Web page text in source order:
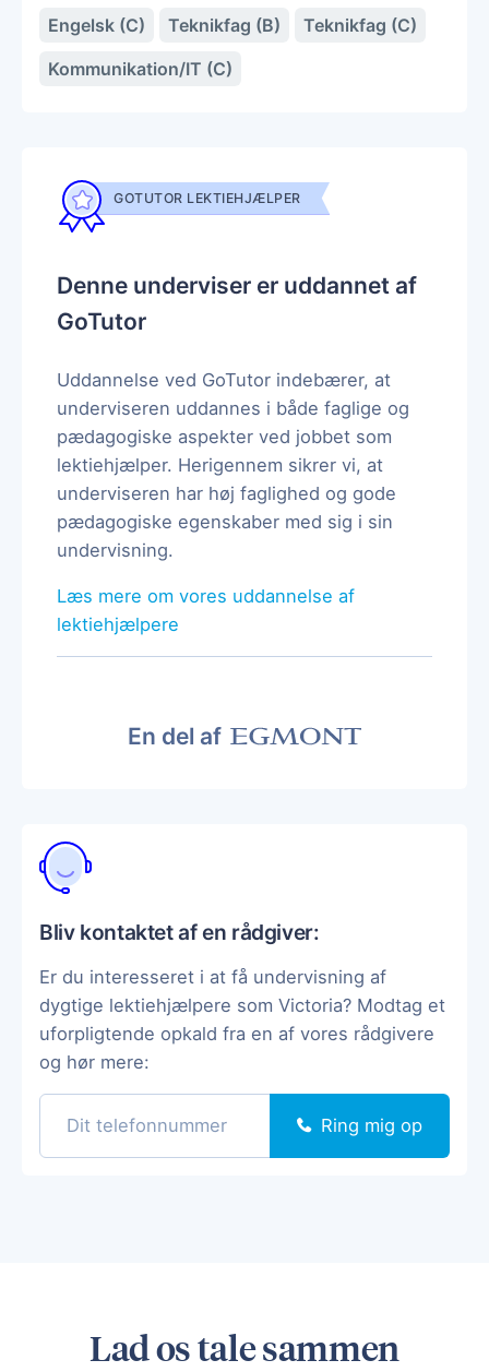
Engelsk (C) Teknikfag (B)
Teknikfag (C)
Kommunikation/IT (C)
GOTUTOR LEKTIEHJÆLPER
Denne underviser er uddannet af
GoTutor
Uddannelse ved GoTutor indebærer, at
underviseren uddannes i både faglige og
pædagogiske aspekter ved jobbet som
lektiehjælper. Herigennem sikrer vi, at
underviseren har høj faglighed og gode
pædagogiske egenskaber med sig i sin
undervisning.
Læs mere om vores uddannelse af
lektiehjælpere
En del af
Bliv kontaktet af en rådgiver:
Er du interesseret i at få undervisning af
dygtige lektiehjælpere som Victoria? Modtag et
uforpligtende opkald fra en af vores rådgivere
og hør mere:
Ring mig op
Lad os tale sammen